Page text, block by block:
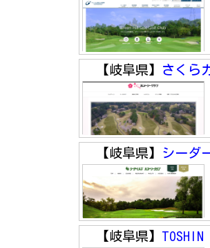
【岐阜県】 さくら
【岐阜県】 シーダ
【岐阜県】